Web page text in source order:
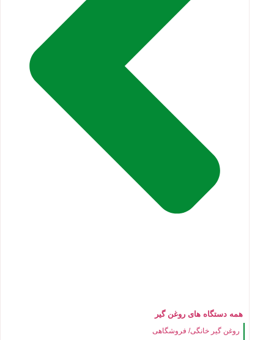
همه دستگاه های روغن گیر
روغن گیر خانگی/ فروشگاهی